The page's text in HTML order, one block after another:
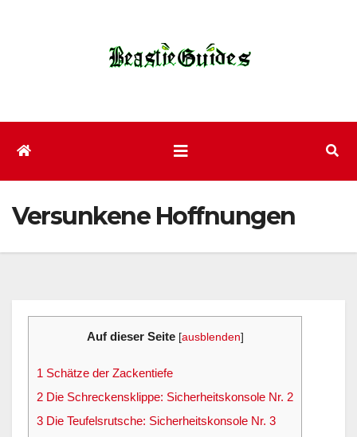
Versunkene Hoffnungen
Auf dieser Seite [ausblenden]
1 Schätze der Zackentiefe
2 Die Schreckensklippe: Sicherheitskonsole Nr. 2
3 Die Teufelsrutsche: Sicherheitskonsole Nr. 3